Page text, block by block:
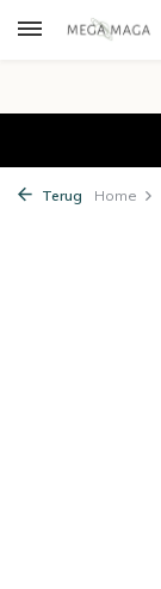
Terug Home